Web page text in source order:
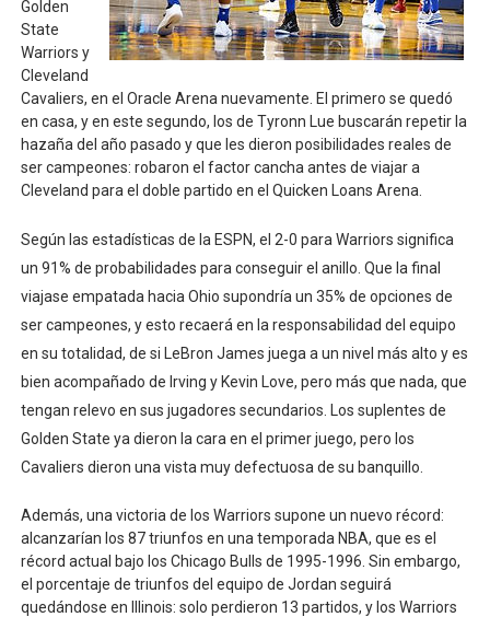
Mundial de piragüismo slalom 2026 (Oklahoma City,
Tour de Francia masculino 2026 - Tadej Pogacar
Mundial de Fórmula 1 2026 - Lando Norris consigue
Copa del Mundo femenina 2026 - Estados Unidos
Golden
State
Warriors y
Cleveland
Cavaliers, en el Oracle Arena nuevamente. El primero se quedó
en casa, y en este segundo, los de Tyronn Lue buscarán repetir la
hazaña del año pasado y que les dieron posibilidades reales de
ser campeones: robaron el factor cancha antes de viajar a
Cleveland para el doble partido en el Quicken Loans Arena.
Según las estadísticas de la ESPN, el 2-0 para Warriors significa
un 91% de probabilidades para conseguir el anillo. Que la final
viajase empatada hacia Ohio supondría un 35% de opciones de
ser campeones, y esto recaerá en la responsabilidad del equipo
en su totalidad, de si LeBron James juega a un nivel más alto y es
bien acompañado de Irving y Kevin Love, pero más que nada, que
tengan relevo en sus jugadores secundarios. Los suplentes de
Golden State ya dieron la cara en el primer juego, pero los
Cavaliers dieron una vista muy defectuosa de su banquillo.
Además, una victoria de los Warriors supone un nuevo récord:
alcanzarían los 87 triunfos en una temporada NBA, que es el
récord actual bajo los Chicago Bulls de 1995-1996. Sin embargo,
el porcentaje de triunfos del equipo de Jordan seguirá
quedándose en Illinois: solo perdieron 13 partidos, y los Warriors